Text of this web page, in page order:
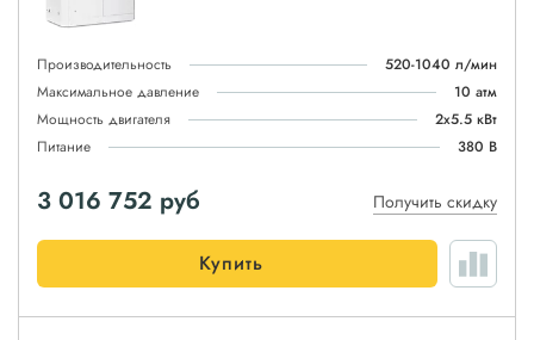
Производительность
520-1040 л/мин
Максимальное давление
10 атм
Мощность двигателя
2x5.5 кВт
Питание
380 В
3 016 752 руб Получить скидку
Купить